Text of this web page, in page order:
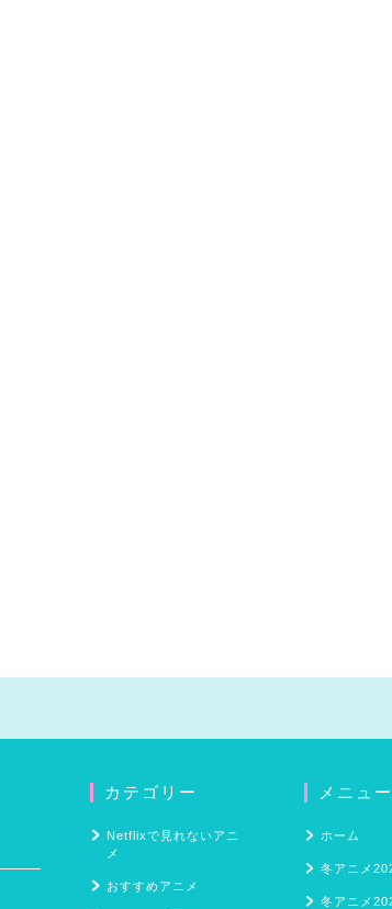
カテゴリー
Netflixで見れないアニ
メ
おすすめアニメ
メニュー
ホーム
冬アニメ
冬アニメ